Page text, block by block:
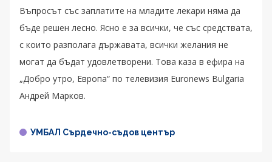
Въпросът със заплатите на младите лекари няма да
бъде решен лесно. Ясно е за всички, че със средствата,
с които разполага държавата, всички желания не
могат да бъдат удовлетворени. Това каза в ефира на
„Добро утро, Европа“ по телевизия Euronews Bulgaria
Андрей Марков.
УМБАЛ Сърдечно-съдов център